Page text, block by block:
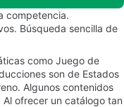
competencia.
Búsqueda sencilla de
como Juego de
son de Estados
Algunos contenidos
ofrecer un catálogo tan